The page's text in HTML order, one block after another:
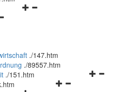
Navigationsmenü
./147.htm
./89557.htm
Navigationsmenü
./151.htm